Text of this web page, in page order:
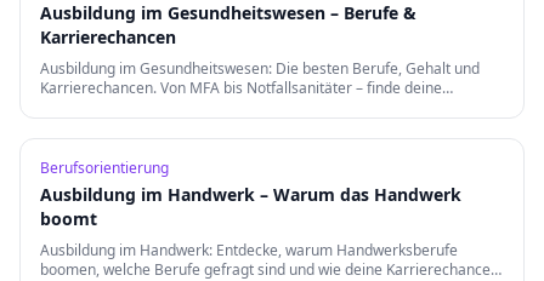
Ausbildung im Gesundheitswesen – Berufe &
Karrierechancen
Ausbildung im Gesundheitswesen: Die besten Berufe, Gehalt und
Karrierechancen. Von MFA bis Notfallsanitäter – finde deine
Berufsorientierung
Ausbildung im Handwerk – Warum das Handwerk
boomt
Ausbildung im Handwerk: Entdecke, warum Handwerksberufe
boomen, welche Berufe gefragt sind und wie deine Karrierechancen